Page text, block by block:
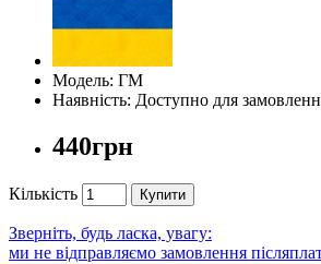
Модель: ГМ
Наявність: Доступно для
440грн
Кількість Купити
Зверніть, будь ласка, увагу:
ми не відправляємо замовлення